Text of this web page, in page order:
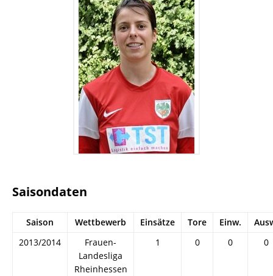
Saisondaten
Saison Wettbewerb Einsätze Tore Einw.
2013/2014
Frauen-
Landesliga
Rheinhessen
1 0 0 0